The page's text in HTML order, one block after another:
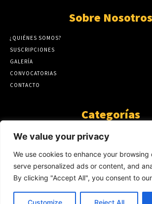
We value your privacy
We use cookies to enhance your browsing
serve personalized ads or content, and
By clicking "Accept All", you consent to
Customize Reject All
Sobre Nosotros
¿QUIÉNES SOMOS?
SUSCRIPCIONES
GALERÍA
CONVOCATORIAS
CONTACTO
Categorías
ARTÍCULOS
GUANTE DE SEDA
AL CALOR DE LA PALABRA
Y YO QUE SÉ
NOTICIAS
SIN CATEGORÍA